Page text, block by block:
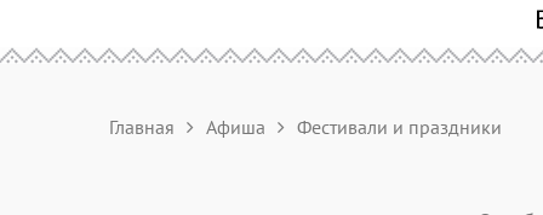
Главная Афиша Фестивали и праздники